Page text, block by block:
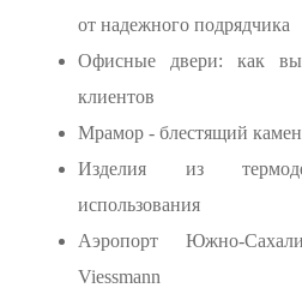
от надежного подрядчика
Офисные двери: как
клиентов
Мрамор - блестящий
Изделия из
использования
Аэропорт Южно-
Viessmann